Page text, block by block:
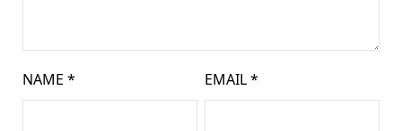
NAME * EMAIL*